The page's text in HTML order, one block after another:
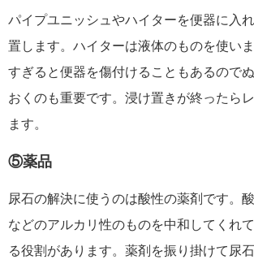
パイプユニッシュやハイターを便器に入
置します。ハイターは液体のものを使い
すぎると便器を傷付けることもあるので
おくのも重要です。浸け置きが終ったら
ます。
⑤薬品
尿石の解決に使うのは酸性の薬剤です。
などのアルカリ性のものを中和してくれ
る役割があります。薬剤を振り掛けて尿